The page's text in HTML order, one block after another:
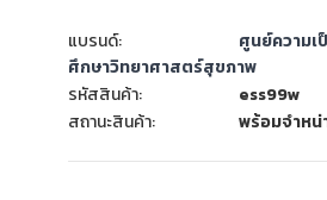
แบรนด์:
ศูนย์ความเ
ศึกษาวิทยาศาสตร์สุขภาพ
รหัสสินค้า:
ess99w
สถานะสินค้า:
พร้อมจำหน่